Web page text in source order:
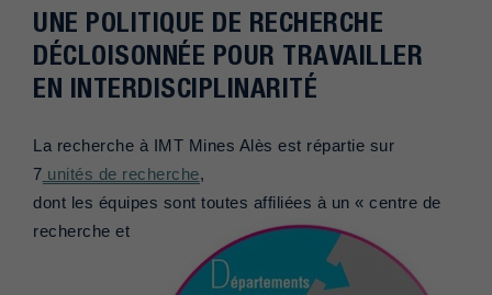
UNE POLITIQUE DE RECHERCHE
DÉCLOISONNÉE POUR TRAVAILLER
EN INTERDISCIPLINARITÉ
La recherche à IMT Mines Alès est répartie sur
7 unités de recherche,
dont les équipes sont toutes affiliées à un « centre de
recherche et